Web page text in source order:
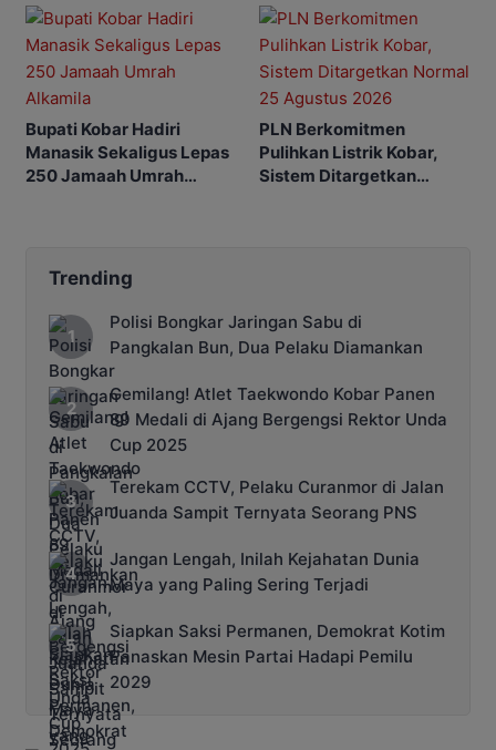
Bupati Kobar Hadiri
Manasik Sekaligus Lepas
250 Jamaah Umrah
PLN Berkomitmen
Pulihkan Listrik Kobar,
Sistem Ditargetkan
Trending
Polisi Bongkar Jaringan Sabu di
Pangkalan Bun, Dua Pelaku Diamankan
Gemilang! Atlet Taekwondo Kobar Panen
89 Medali di Ajang Bergengsi Rektor Unda
Cup 2025
Terekam CCTV, Pelaku Curanmor di Jalan
Juanda Sampit Ternyata Seorang PNS
Jangan Lengah, Inilah Kejahatan Dunia
Maya yang Paling Sering Terjadi
Siapkan Saksi Permanen, Demokrat Kotim
Panaskan Mesin Partai Hadapi Pemilu
2029